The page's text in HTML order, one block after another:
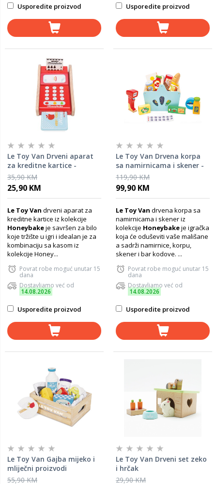
Usporedite proizvod Usporedite proizvod
Le Toy Van Drveni aparat
za kreditne kartice -
Honeybake
35,90 KM
25,90 KM
Le Toy Van drveni aparat za
kreditne kartice iz kolekcije
Honeybakeje savršen za bilo
koje tržište u igri i idealan je za
kombinaciju sa kasom iz
kolekcije Honey...
Povrat robe moguć unutar 15
dana
Dostavljamo već od
14.08.2026
Usporedite proizvod
Le Toy Van Drvena korpa
sa namirnicama i skener -
Honeybake
119,90 KM
99,90 KM
Le Toy Van drvena korpa sa
namirnicama i skener iz
kolekcije Honeybakeje igračka
koja će oduševiti vaše mališane
a sadrži namirnice, korpu,
skener i bar kodove. ...
Povrat robe moguć unutar 15
dana
Dostavljamo već od
14.08.2026
Usporedite proizvod
Le Toy Van Gajba mijeko i
mliječni proizvodi
55,90 KM
Le Toy Van Drveni set zeko
i hrčak
29,90 KM